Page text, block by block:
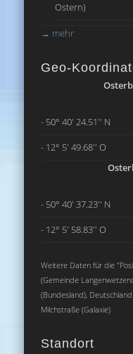
Ostern)
→ mehr
Geo-
- 50° 40' 24.51'' N
- 12° 5' 49.68'' O
- 50° 40' 37.23'' N
- 12° 5' 58.83'' O
Weitere Daten für die
(Gemeinde
(Bundesland),
Milchstraße (Galaxie)
Standort